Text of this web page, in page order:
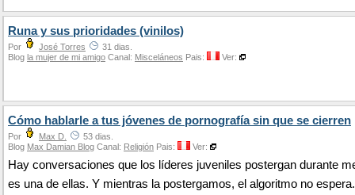
Runa y sus prioridades (vinilos)
Por José Torres
31 dias.
Blog la mujer de mi amigo Canal: Misceláneos Pais: Ver:
Cómo hablarle a tus jóvenes de pornografía sin que se cierren
Por Max D.
53 dias.
Blog Max Damian Blog Canal: Religión Pais: Ver:
Hay conversaciones que los líderes juveniles postergan durante
es una de ellas. Y mientras la postergamos, el algoritmo no